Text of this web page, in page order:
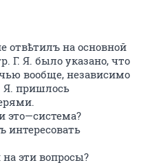
отвѣтилъ на основной
Г. Я. было указано, что
вообще, независимо
Я. пришлось
это—система?
интересовать
эти вопросы?